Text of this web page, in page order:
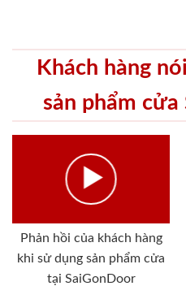
Khách hàng
sản phẩm cửa
Phản hồi của khách hàng
khi sử dụng sản phẩm cửa
tại SaiGonDoor